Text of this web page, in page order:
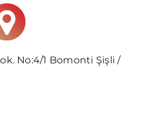
No:4/1 Bomonti Şişli /